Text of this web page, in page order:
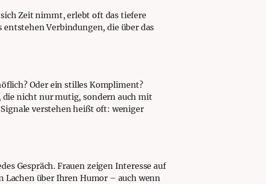
Zeit nimmt, erlebt oft das tiefere
entstehen Verbindungen, die über das
Oder ein stilles Kompliment?
die nicht nur mutig, sondern auch mit
verstehen heißt oft: weniger
Gespräch. Frauen zeigen Interesse auf
Lachen über Ihren Humor – auch wenn